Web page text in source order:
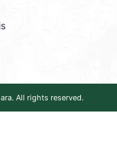
. All rights reserved.